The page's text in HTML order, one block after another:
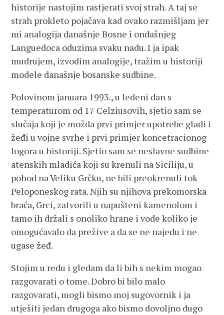
historije nastojim rastjerati svoj strah. A taj se
strah prokleto pojačava kad ovako razmišljam jer
mi analogija današnje Bosne i ondašnjeg
Languedoca oduzima svaku nadu. I ja ipak
mudrujem, izvodim analogije, tražim u historiji
modele današnje bosanske sudbine.
Polovinom januara 1993., u ledeni dan s
temperaturom od 17 Celziusovih, sjetio sam se
slučaja koji je možda prvi primjer upotrebe gladi i
žeđi u vojne svrhe i prvi primjer koncetracionog
logora u historiji. Sjetio sam se neslavne sudbine
atenskih mladića koji su krenuli na Siciliju, u
pohod na Veliku Grčku, ne bili preokrenuli tok
Peloponeskog rata. Njih su njihova prekomorska
braća, Grci, zatvorili u napušteni kamenolom i
tamo ih držali s onoliko hrane i vode koliko je
omogućavalo da prežive a da se ne najedu i ne
ugase žeđ.
Stojim u redu i gledam da li bih s nekim mogao
razgovarati o tome. Dobro bi bilo malo
razgovarati, mogli bismo moj sugovornik i ja
utješiti jedan drugoga ako bismo dovoljno dugo